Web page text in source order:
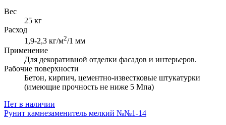
Вес
25 кг
Расход
1,9-2,3 кг/м2/1 мм
Применение
Для декоративной отделки фасадов и интерьеров.
Рабочие поверхности
Бетон, кирпич, цементно-известковые штукатурки
(имеющие прочность не ниже 5 Мпа)
Нет в наличии
Рунит камнезаменитель мелкий №№1-14